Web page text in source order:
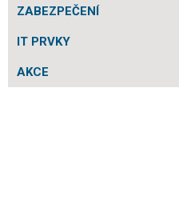
ZABEZPEČENÍ
IT PRVKY
AKCE